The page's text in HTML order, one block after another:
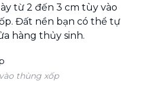
từ 2 đến 3 cm tùy vào
Đất nền bạn có thể tự
hàng thủy sinh.
thùng xốp